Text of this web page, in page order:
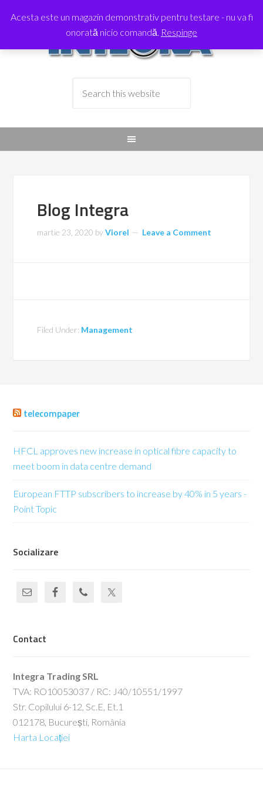
Acesta este un magazin demonstrativ pentru testare - nu va fi
onorată nicio comandă. Respinge
Blog Integra
martie 23, 2020 byViorel Leave a Comment
Filed Under: Management
telecompaper
HFCL approves new increase in optical fibre capacity to
meet boom in data centre demand
European FTTP subscribers to increase by 40% in 5 years -
Point Topic
Socializare
Contact
Integra Trading SRL
TVA: RO10053037 / RC: J40/10551/1997
Str. Copilului 6-12, Sc.E, Et.1
012178, București, România
Harta Locației